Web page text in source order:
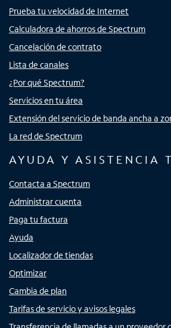
Prueba tu velocidad de Internet
Calculadora de ahorros de Spectrum
Cancelación de contrato
Lista de canales
¿Por qué Spectrum?
Servicios en tu área
Extensión del servicio de banda ancha a
La red de Spectrum
AYUDA Y ASISTENCIA
Contacta a Spectrum
Administrar cuenta
Paga tu factura
Ayuda
Localizador de tiendas
Optimizar
Cambia de plan
Tarifas de servicio y avisos legales